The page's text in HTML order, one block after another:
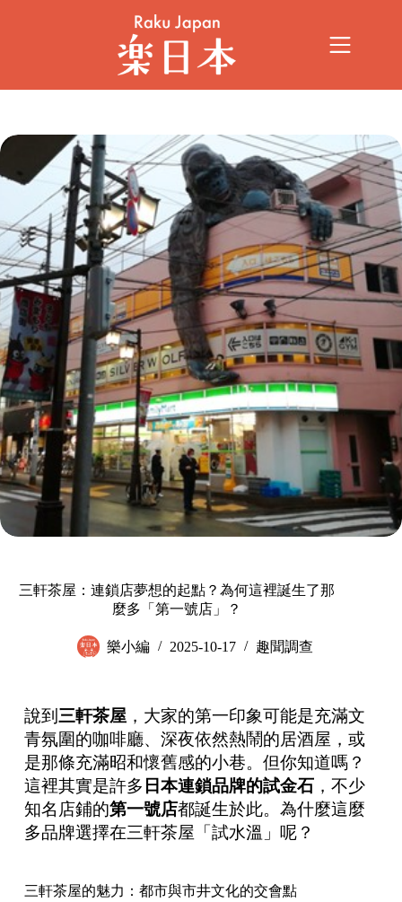
三軒茶屋：連鎖店夢想的起點？為何這裡誕生了那
麼多「第一號店」？
樂小編 2025-10-17 趣聞調查
說到 三軒茶屋 ，大家的第一印象可能是充滿文
青氛圍的咖啡廳、深夜依然熱鬧的居酒屋，或
是那條充滿昭和懷舊感的小巷。但你知道嗎？
這裡其實是許多 日本連鎖品牌的試金石，不少
知名店鋪的第一號店都誕生於此。為什麼這麼
多品牌選擇在三軒茶屋「試水溫」呢？
三軒茶屋的魅力：都市與市井文化的交會點